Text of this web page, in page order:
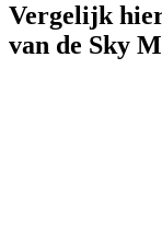
Vergelijk
van de Sky